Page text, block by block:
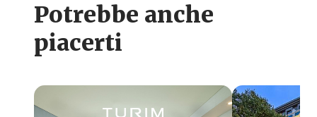
Potrebbe anche
piacerti